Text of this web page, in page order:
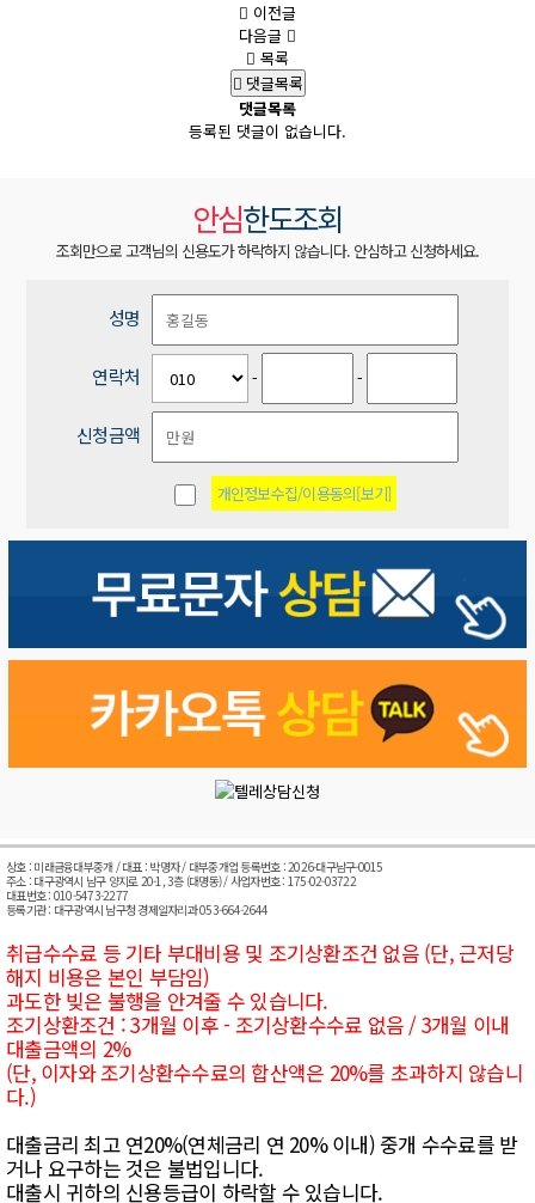
이전글
다음글
목록
댓글목록
댓글목록
등록된 댓글이 없습니다.
안심한도조회
조회만으로 고객님의 신용도가 하락하지 않습니다. 안심하고 신청하세요.
성명
연락처 - -
신청금액
개인정보수집/이용동의[보기]
상호 : 미래금융대부중개 / 대표 : 박명자 / 대부중개업 등록번호 : 2026-대구남구-0015
주소 : 대구광역시 남구 양지로 20-1, 3층 (대명동) / 사업자번호 : 175-02-03722
대표번호 : 010-5473-2277
등록기관 : 대구광역시 남구청 경제일자리과 053-664-2644
취급수수료 등 기타 부대비용 및 조기상환조건 없음 (단, 근저당
해지 비용은 본인 부담임)
과도한 빚은 불행을 안겨줄 수 있습니다.
조기상환조건 : 3개월 이후 - 조기상환수수료 없음 / 3개월 이내
대출금액의 2%
(단, 이자와 조기상환수수료의 합산액은 20%를 초과하지 않습니
다.)
대출금리 최고 연20%(연체금리 연 20% 이내) 중개 수수료를 받
거나 요구하는 것은 불법입니다.
대출시 귀하의 신용등급이 하락할 수 있습니다.